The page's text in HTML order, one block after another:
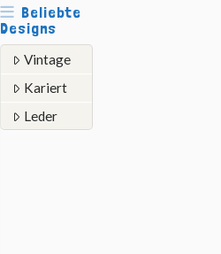
Beliebte
Designs
Vintage
Kariert
Leder